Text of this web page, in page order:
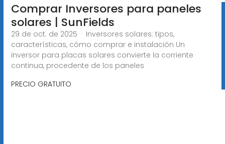
Comprar Inversores para paneles
solares | SunFields
29 de oct. de 2025 · Inversores solares: tipos,
características, cómo comprar e instalación Un
inversor para placas solares convierte la corriente
continua, procedente de los paneles
PRECIO GRATUITO